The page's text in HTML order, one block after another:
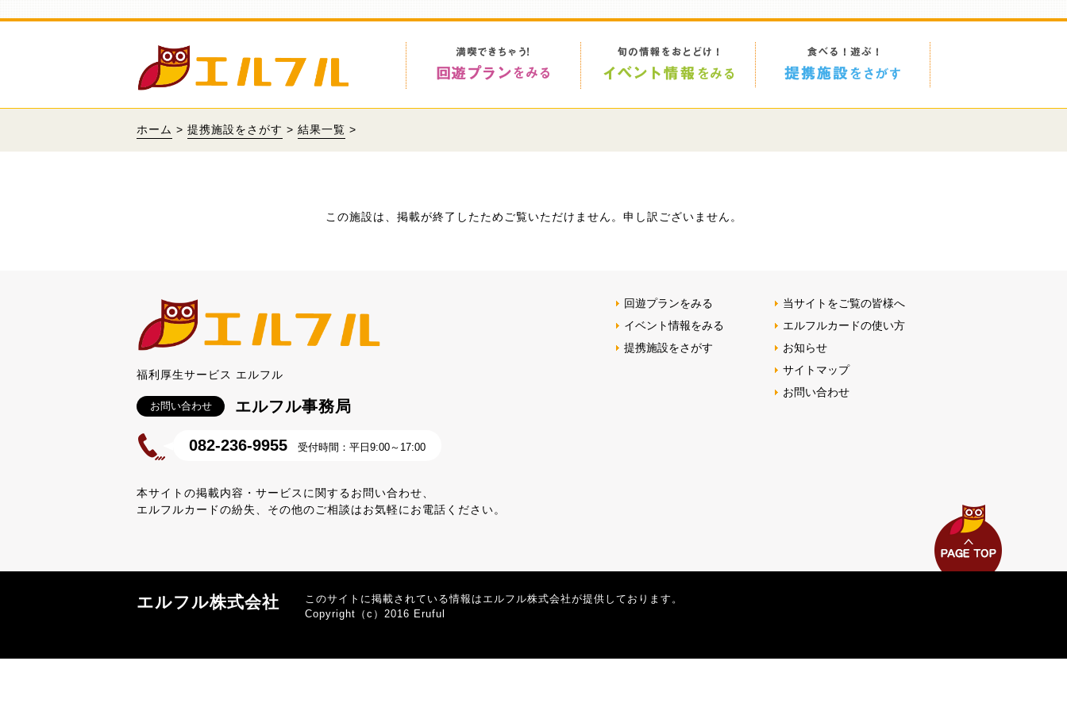
ホーム > 提携施設をさがす > 結果一覧 >
この施設は、掲載が終了したためご覧いただけません。申し訳ございません。
福利厚生サービス エルフル
お問い合わせ エルフル事務局
082-236-9955 受付時間：平日9:00～17:00
本サイトの掲載内容・サービスに関するお問い合わせ、
エルフルカードの紛失、その他のご相談はお気軽にお電話ください。
回遊プランをみる
イベント情報をみる
提携施設をさがす
当サイトをご覧の皆様へ
エルフルカードの使い方
お知らせ
サイトマップ
お問い合わせ
エルフル株式会社
このサイトに掲載されている情報はエルフル株式会社が提供しております。
Copyright（c）2016 Eruful